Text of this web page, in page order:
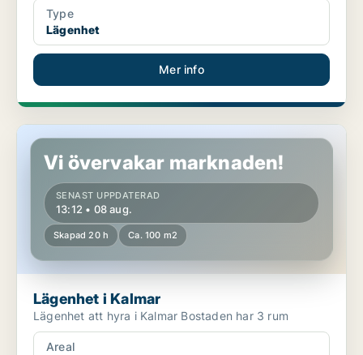
Type
Lägenhet
Mer info
Lägenhet i Kalmar
Vi övervakar marknaden!
SENAST UPPDATERAD
13:12 • 08 aug.
Skapad 20 h Ca. 100 m2
Lägenhet i Kalmar
Lägenhet att hyra i Kalmar Bostaden har 3 rum
Areal